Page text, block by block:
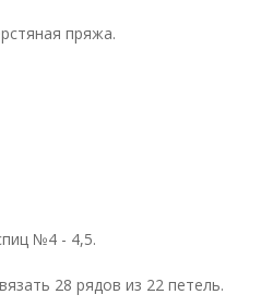
пряжа.
№4 - 4,5.
28 рядов из 22 петель.